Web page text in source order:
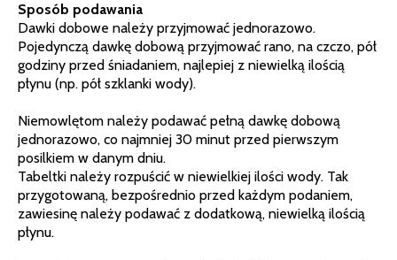
Sposób podawania
Dawki dobowe należy przyjmować jednorazowo.
Pojedynczą dawkę dobową przyjmować rano, na czczo, pół
godziny przed śniadaniem, najlepiej z niewielką ilością
płynu (np. pół szklanki wody).
Niemowlętom należy podawać pełną dawkę dobową
jednorazowo, co najmniej 30 minut przed pierwszym
posilkiem w danym dniu.
Tabeltki należy rozpuścić w niewielkiej ilości wody. Tak
przygotowaną, bezpośrednio przed każdym podaniem,
zawiesinę należy podawać z dodatkową, niewielką ilością
płynu.